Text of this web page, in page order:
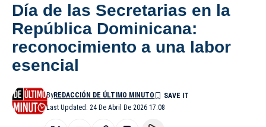
Día de las Secretarias en la
República Dominicana:
reconocimiento a una labor
esencial
Last Updated: 24 De Abril De 2026 17:08
ByREDACCIÓN DE ÚLTIMO MINUTO